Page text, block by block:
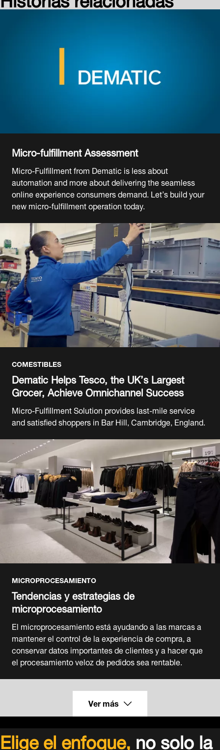
Micro-fulfillment Assessment
Micro-Fulfillment from Dematic is less about
automation and more about delivering the seamless
online experience consumers demand. Let’s build your
new micro-fulfillment operation today.
COMESTIBLES
Dematic Helps Tesco, the UK’s Largest
Grocer, Achieve Omnichannel Success
Micro-Fulfillment Solution provides last-mile service
and satisfied shoppers in Bar Hill, Cambridge, England.
MICROPROCESAMIENTO
Tendencias y estrategias de
microprocesamiento
El microprocesamiento está ayudando a las marcas a
mantener el control de la experiencia de compra, a
conservar datos importantes de clientes y a hacer que
el procesamiento veloz de pedidos sea rentable.
Ver más
Elige el enfoque,no solo la